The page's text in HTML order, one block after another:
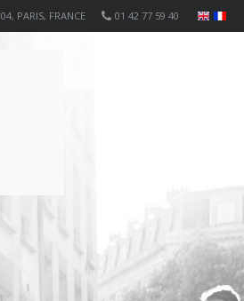
01 42 77 59 40
PARIS, FRANCE